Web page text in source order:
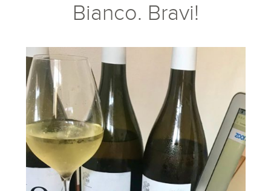
Bianco. Bravi!